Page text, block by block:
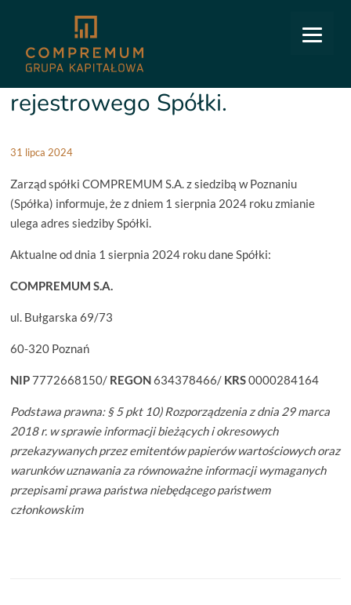
Relacje inwestorskie
rejestrowego Spółki.
17/2024: Zmiana adresu
rejestrowego Spółki.
31 lipca 2024
Zarząd spółki COMPREMUM S.A. z siedzibą w Poznaniu
(Spółka) informuje, że z dniem 1 sierpnia 2024 roku zmianie
ulega adres siedziby Spółki.
Aktualne od dnia 1 sierpnia 2024 roku dane Spółki:
COMPREMUM S.A.
ul. Bułgarska 69/73
60-320 Poznań
NIP7772668150/ REGON634378466/ KRS0000284164
Podstawa prawna: § 5 pkt 10) Rozporządzenia z dnia 29 marca
2018 r. w sprawie informacji bieżących i okresowych
przekazywanych przez emitentów papierów wartościowych oraz
warunków uznawania za równoważne informacji wymaganych
przepisami prawa państwa niebędącego państwem
członkowskim